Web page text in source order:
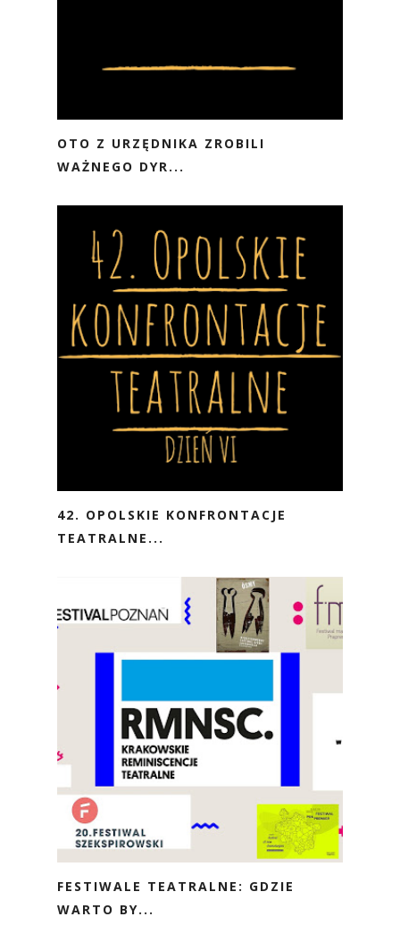
OTO Z URZĘDNIKA ZROBILI
WAŻNEGO DYR...
42. OPOLSKIE KONFRONTACJE
TEATRALNE...
FESTIWALE TEATRALNE: GDZIE
WARTO BY...